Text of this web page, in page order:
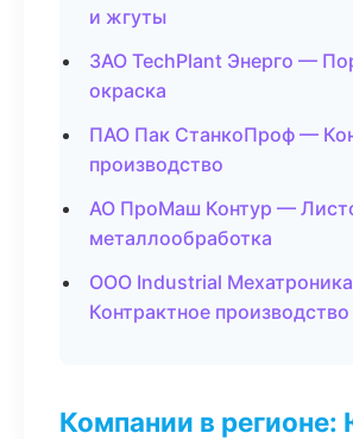
и жгуты
ЗАО TechPlant Энерго —
окраска
ПАО Пак СтанкоПроф —
производство
АО ПроМаш Контур —
металлообработка
ООО Industrial
Контрактное производство
Компании в